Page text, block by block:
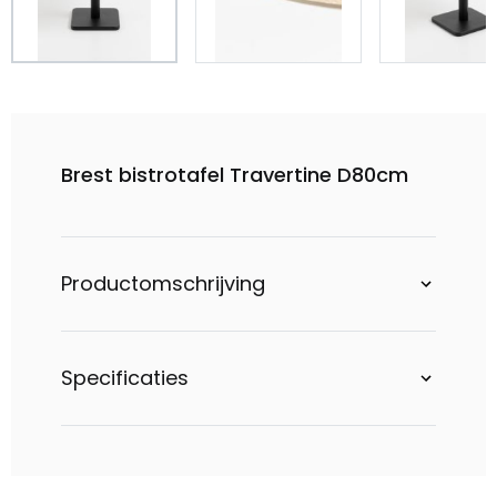
Brest bistrotafel Travertine D80cm
Productomschrijving
Specificaties